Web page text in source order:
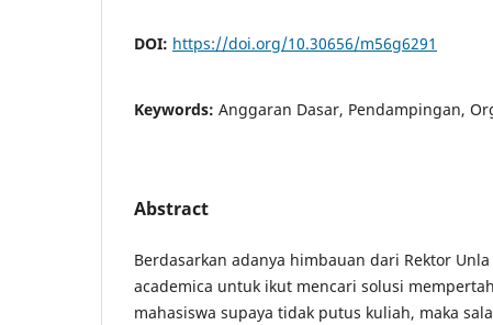
DOI: https://doi.org/10.30656/m56g6291
Keywords: Anggaran Dasar, Pendampingan,
Abstract
Berdasarkan adanya himbauan dari Rektor
academica untuk ikut mencari solusi
mahasiswa supaya tidak putus kuliah, maka